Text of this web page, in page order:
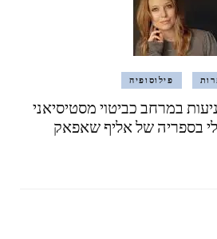
פילוסופיה
במרחב כביטוי מסטיסיאני
בספריה של אליף שאפאק